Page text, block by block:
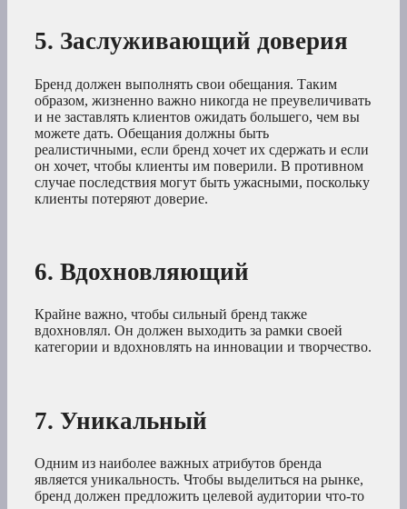
5. Заслуживающий доверия
Бренд должен выполнять свои обещания. Таким
образом, жизненно важно никогда не преувеличивать
и не заставлять клиентов ожидать большего, чем вы
можете дать. Обещания должны быть
реалистичными, если бренд хочет их сдержать и если
он хочет, чтобы клиенты им поверили. В противном
случае последствия могут быть ужасными, поскольку
клиенты потеряют доверие.
6. Вдохновляющий
Крайне важно, чтобы сильный бренд также
вдохновлял. Он должен выходить за рамки своей
категории и вдохновлять на инновации и творчество.
7. Уникальный
Одним из наиболее важных атрибутов бренда
является уникальность. Чтобы выделиться на рынке,
бренд должен предложить целевой аудитории что-то